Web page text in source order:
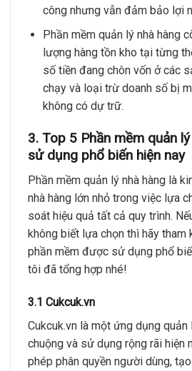
công nhưng vẫn đảm bảo lợi
Phần mềm quản lý nhà hàng
lượng hàng tồn kho tại từng
số tiền đang chôn vốn ở các
chạy và loại trừ doanh số bị
không có dự trữ.
3. Top 5 Phần mềm quản
sử dụng phổ biến hiện nay
Phần mềm quản lý nhà hàng là
nhà hàng lớn nhỏ trong việc lựa
soát hiệu quả tất cả quy trình.
không biết lựa chọn thì hãy tham
phần mềm được sử dụng phổ
tôi đã tổng hợp nhé!
3.1 Cukcuk.vn
Cukcuk.vn là một ứng dụng
chuộng và sử dụng rộng rãi hiện
phép phân quyền người dùng,